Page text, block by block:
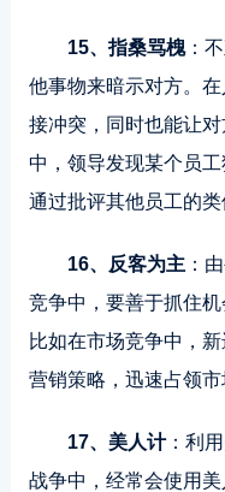
15、指桑骂槐：
他事物来暗示对方。
接冲突，同时也能让
中，领导发现某个员
通过批评其他员工的类
16、反客为主：
竞争中，要善于抓住机
比如在市场竞争中，
营销策略，迅速占领市
17、美人计：利
战争中，经常会使用美